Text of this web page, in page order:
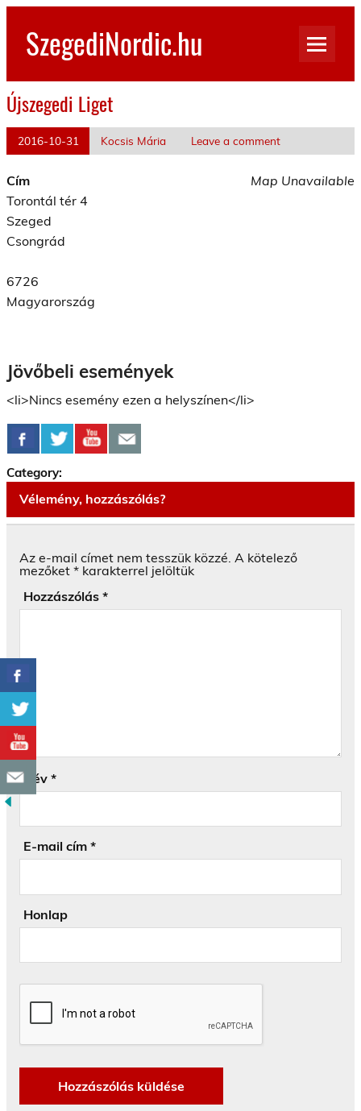
Skip
contentSzegediNordic.hu
Újszegedi Liget
2016-10-31 Kocsis Mária Leave a comment
Map Unavailable
Cím
Torontál tér 4
Szeged
Csongrád
6726
Magyarország
Jövőbeli események
<li>Nincs esemény ezen a helyszínen</li>
Category:
Vélemény, hozzászólás?
Az e-mail címet nem tesszük közzé. A kötelező
mezőket * karakterrel jelöltük
Hozzászólás *
Név *
E-mail cím *
Honlap